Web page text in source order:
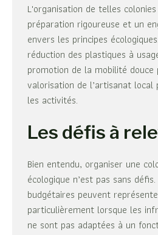
L'organisation de telles
préparation rigoureuse et un
envers les principes
réduction des plastiques à
promotion de la mobilité
valorisation de l’artisanat
les activités.
Les défis à
Bien entendu, organiser une
écologique n’est pas sans
budgétaires peuvent
particulièrement lorsque les
ne sont pas adaptées à un